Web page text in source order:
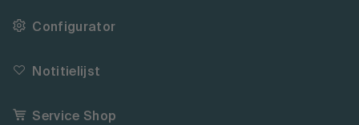
Configurator
Notitielijst
Service Shop